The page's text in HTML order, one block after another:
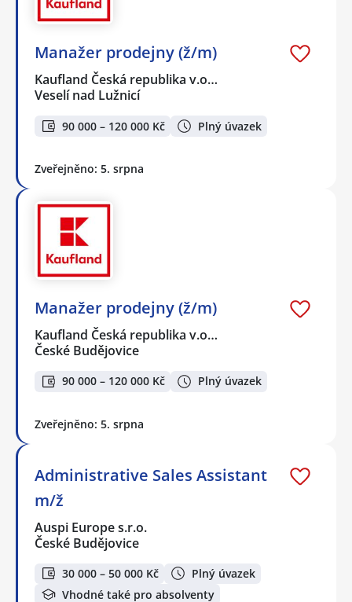
Manažer prodejny (ž/m)
Kaufland Česká republika v.o…
Veselí nad Lužnicí
90 000 – 120 000 Kč Plný úvazek
Zveřejněno: 5. srpna
Manažer prodejny (ž/m)
Kaufland Česká republika v.o…
České Budějovice
90 000 – 120 000 Kč Plný úvazek
Zveřejněno: 5. srpna
Administrative Sales Assistant
m/ž
Auspi Europe s.r.o.
České Budějovice
30 000 – 50 000 Kč
Plný úvazek
Vhodné také pro absolventy